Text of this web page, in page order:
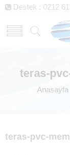
Destek : 0212
teras-
Anasayfa
teras-pvc-